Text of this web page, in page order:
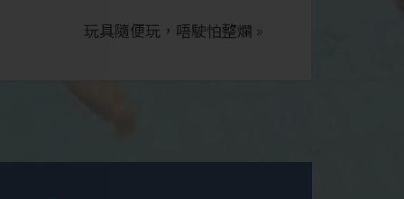
玩具隨便玩，唔駛怕整爛 »